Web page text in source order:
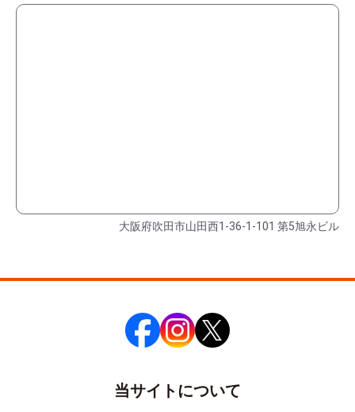
大阪府吹田市山田西1-36-1-101 第5旭永ビル
当サイトについて